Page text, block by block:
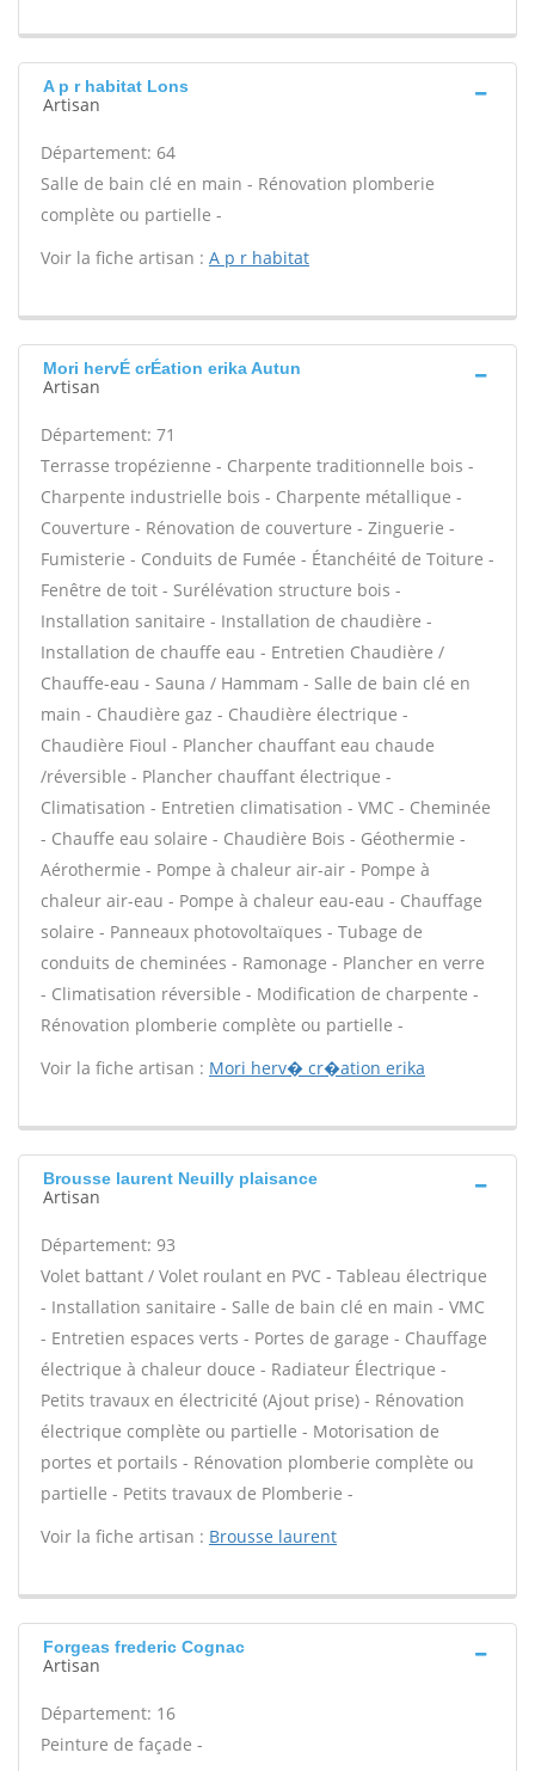
A p r habitat Lons
Artisan
Département: 64
Salle de bain clé en main - Rénovation plomberie
complète ou partielle -
Voir la fiche artisan : A p r habitat
Mori hervÉ crÉation erika Autun
Artisan
Département: 71
Terrasse tropézienne - Charpente traditionnelle bois -
Charpente industrielle bois - Charpente métallique -
Couverture - Rénovation de couverture - Zinguerie -
Fumisterie - Conduits de Fumée - Étanchéité de Toiture -
Fenêtre de toit - Surélévation structure bois -
Installation sanitaire - Installation de chaudière -
Installation de chauffe eau - Entretien Chaudière /
Chauffe-eau - Sauna / Hammam - Salle de bain clé en
main - Chaudière gaz - Chaudière électrique -
Chaudière Fioul - Plancher chauffant eau chaude
/réversible - Plancher chauffant électrique -
Climatisation - Entretien climatisation - VMC - Cheminée
- Chauffe eau solaire - Chaudière Bois - Géothermie -
Aérothermie - Pompe à chaleur air-air - Pompe à
chaleur air-eau - Pompe à chaleur eau-eau - Chauffage
solaire - Panneaux photovoltaïques - Tubage de
conduits de cheminées - Ramonage - Plancher en verre
- Climatisation réversible - Modification de charpente -
Rénovation plomberie complète ou partielle -
Voir la fiche artisan : Mori herv� cr�ation erika
Brousse laurent Neuilly plaisance
Artisan
Département: 93
Volet battant / Volet roulant en PVC - Tableau électrique
- Installation sanitaire - Salle de bain clé en main - VMC
- Entretien espaces verts - Portes de garage - Chauffage
électrique à chaleur douce - Radiateur Électrique -
Petits travaux en électricité (Ajout prise) - Rénovation
électrique complète ou partielle - Motorisation de
portes et portails - Rénovation plomberie complète ou
partielle - Petits travaux de Plomberie -
Voir la fiche artisan : Brousse laurent
Forgeas frederic Cognac
Artisan
Département: 16
Peinture de façade -